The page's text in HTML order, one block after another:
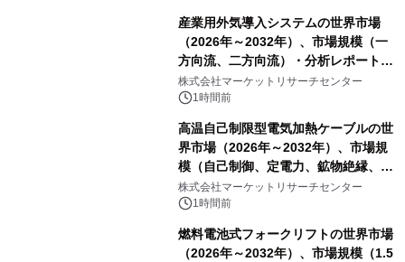
産業用外気導入システムの世界市場
（2026年～2032年）、市場規模（一
方向流、二方向流）・分析レポートを
発表
株式会社マーケットリサーチセンター
1時間前
高温自己制限型電気加熱ケーブルの世
界市場（2026年～2032年）、市場規
模（自己制御、定電力、鉱物絶縁、表
皮効果）・分析レポートを発表
株式会社マーケットリサーチセンター
1時間前
燃料電池式フォークリフトの世界市場
（2026年～2032年）、市場規模（1.5